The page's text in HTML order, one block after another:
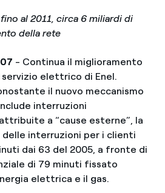
al 2011, circa 6 miliardi di
della rete
- Continua il miglioramento
elettrico di Enel.
il nuovo meccanismo
interruzioni
a “cause esterne”, la
delle interruzioni per i clienti
dai 63 del 2005, a fronte di
di 79 minuti fissato
elettrica e il gas.